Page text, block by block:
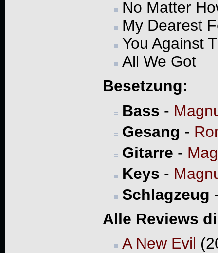
No Matter
My Dearest
You Against
All We Got
Besetzung:
Bass -
Gesang -
Gitarre -
Keys -
Schlagzeug
Alle Reviews
A New Evil